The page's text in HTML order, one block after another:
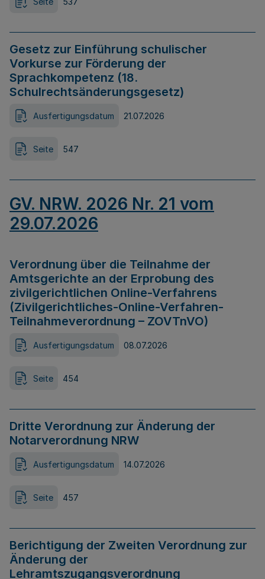
Gesetz zur Einführung schulischer
Vorkurse zur Förderung der
Sprachkompetenz (18.
Schulrechtsänderungsgesetz)
Ausfertigungsdatum 21.07.2026
Seite 547
GV. NRW. 2026 Nr. 21 vom
29.07.2026
Verordnung über die Teilnahme der
Amtsgerichte an der Erprobung des
zivilgerichtlichen Online-Verfahrens
(Zivilgerichtliches-Online-Verfahren-
Teilnahmeverordnung – ZOVTnVO)
Ausfertigungsdatum 08.07.2026
Seite 454
Dritte Verordnung zur Änderung der
Notarverordnung NRW
Ausfertigungsdatum 14.07.2026
Seite 457
Berichtigung der Zweiten Verordnung zur
Änderung der
Lehramtszugangsverordnung